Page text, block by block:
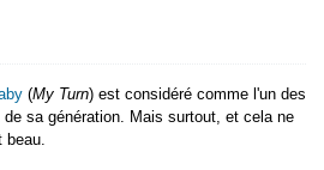
(My Turn) est considéré comme l'un des
sa génération. Mais surtout, et cela ne
beau.